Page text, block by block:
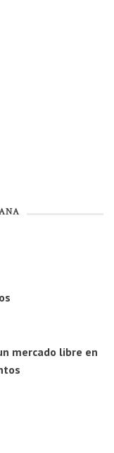
mercado libre en